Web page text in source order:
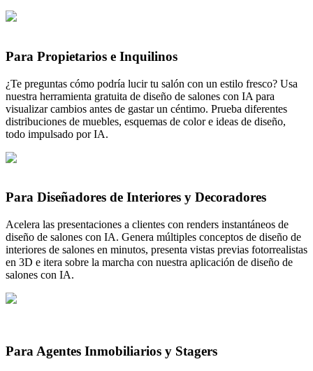
Para Propietarios e Inquilinos
¿Te preguntas cómo podría lucir tu salón con un estilo fresco? Usa
nuestra herramienta gratuita de diseño de salones con IA para
visualizar cambios antes de gastar un céntimo. Prueba diferentes
distribuciones de muebles, esquemas de color e ideas de diseño,
todo impulsado por IA.
Para Diseñadores de Interiores y Decoradores
Acelera las presentaciones a clientes con renders instantáneos de
diseño de salones con IA. Genera múltiples conceptos de diseño de
interiores de salones en minutos, presenta vistas previas fotorrealistas
en 3D e itera sobre la marcha con nuestra aplicación de diseño de
salones con IA.
Para Agentes Inmobiliarios y Stagers